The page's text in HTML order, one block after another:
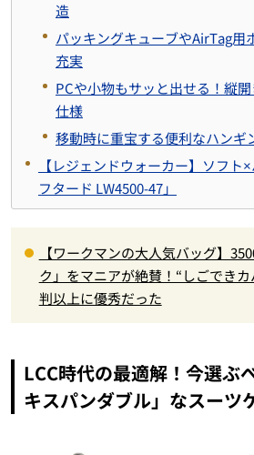
造
パッキングキューブやAirTag用
充実
PCや小物もサッと出せる！縦
仕様
移動時に重宝する便利なハンギ
【レジェンドウォーカー】ソフト
フタード LW4500-47」
【ワークマンの大人気バッグ】
ク」をマニアが絶賛！“しごでき
判以上に優秀だった
LCC時代の最適解！今選ぶ
キスパンダブル」なスーツ